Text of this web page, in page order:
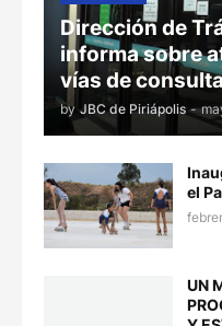
Dirección de
informa sobre
vías de
by JBC de Piriápolis -
el
UN